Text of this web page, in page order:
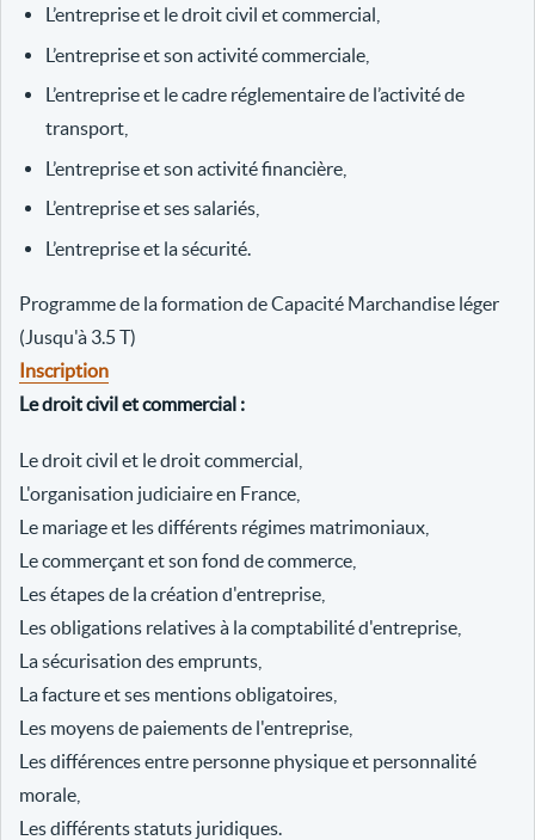
L’entreprise et le droit civil et commercial,
L’entreprise et son activité commerciale,
L’entreprise et le cadre réglementaire de l’activité de
transport,
L’entreprise et son activité financière,
L’entreprise et ses salariés,
L’entreprise et la sécurité.
Programme de la formation de Capacité Marchandise léger
(Jusqu'à 3.5 T)
Inscription
Le droit civil et commercial :
Le droit civil et le droit commercial,
L'organisation judiciaire en France,
Le mariage et les différents régimes matrimoniaux,
Le commerçant et son fond de commerce,
Les étapes de la création d'entreprise,
Les obligations relatives à la comptabilité d'entreprise,
La sécurisation des emprunts,
La facture et ses mentions obligatoires,
Les moyens de paiements de l'entreprise,
Les différences entre personne physique et personnalité
morale,
Les différents statuts juridiques.